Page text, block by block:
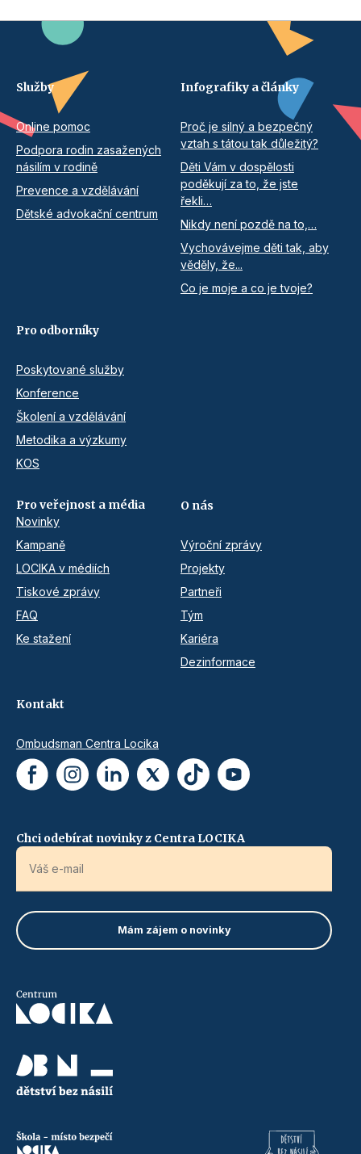
Služby
Online pomoc
Podpora rodin zasažených
násilím v rodině
Prevence a vzdělávání
Dětské advokační centrum
Infografiky a články
Proč je silný a bezpečný
vztah s tátou tak důležitý?
Děti Vám v dospělosti
poděkují za to, že jste
řekli…
Nikdy není pozdě na to,…
Vychovávejme děti tak, aby
věděly, že...
Co je moje a co je tvoje?
Pro odborníky
Poskytované služby
Konference
Školení a vzdělávání
Metodika a výzkumy
KOS
Pro veřejnost a média
Novinky
Kampaně
LOCIKA v médiích
Tiskové zprávy
FAQ
Ke stažení
O nás
Výroční zprávy
Projekty
Partneři
Tým
Kariéra
Dezinformace
Kontakt
Ombudsman Centra Locika
Chci odebírat novinky z Centra LOCIKA